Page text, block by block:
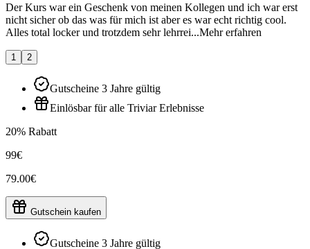
Der Kurs war ein Geschenk von meinen Kollegen und ich war erst
nicht sicher ob das was für mich ist aber es war echt richtig cool.
Alles total locker und trotzdem sehr lehrrei...Mehr erfahren
1 2
Gutscheine 3 Jahre gültig
Einlösbar für alle Triviar Erlebnisse
20% Rabatt
99€
79.00€
Gutschein kaufen
Gutscheine 3 Jahre gültig